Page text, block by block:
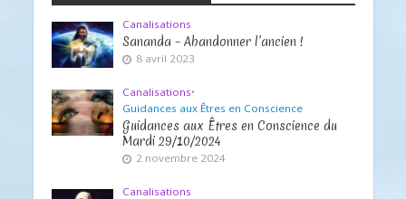
Canalisations
Sananda – Abandonner l’ancien !
8 avril 2023
Canalisations•
Guidances aux Êtres en Conscience
Guidances aux Êtres en Conscience du
Mardi 29/10/2024
2 novembre 2024
Canalisations